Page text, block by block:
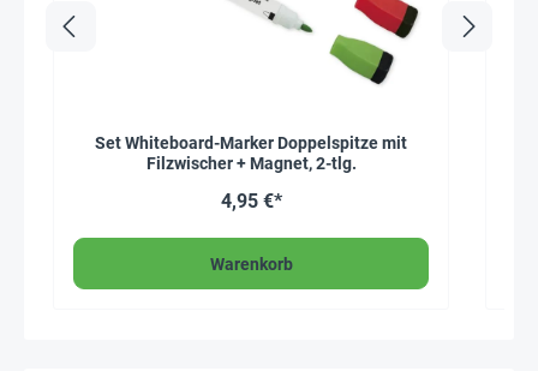
Set Whiteboard-Marker Doppelspitze mit
Filzwischer + Magnet, 2-tlg.
4,95 €*
Warenkorb